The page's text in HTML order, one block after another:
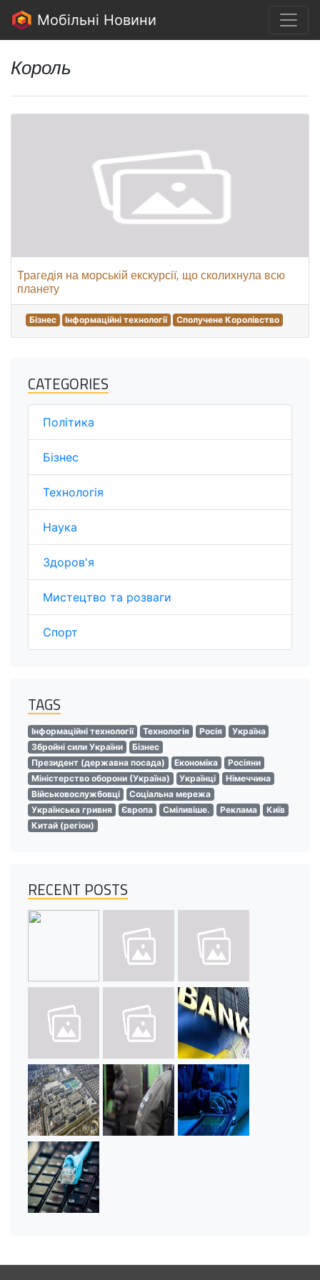
Мобільні Новини
Король
Трагедія на морській екскурсії, що сколихнула всю
планету
Бізнес Інформаційні технології Сполучене Королівство
CATEGORIES
Політика
Бізнес
Технологія
Наука
Здоров'я
Мистецтво та розваги
Спорт
TAGS
Інформаційні технології Технологія Росія
Україна
Збройні сили України
Бізнес
Президент (державна посада)
Економіка
Росіяни
Міністерство оборони (Україна)
Українці
Німеччина
Військовослужбовці
Соціальна мережа
Українська гривня
Європа Сміливіше. Реклама
Київ
Китай (регіон)
RECENT POSTS